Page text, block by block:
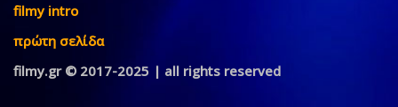
filmy intro
πρώτη σελίδα
filmy.gr © 2017-2025 | all rights reserved